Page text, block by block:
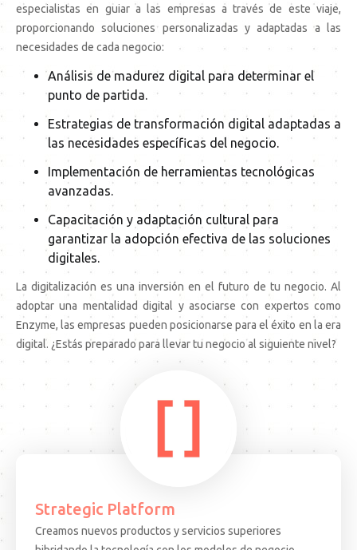
especialistas en guiar a las empresas a través de este viaje,
proporcionando soluciones personalizadas y adaptadas a las
necesidades de cada negocio:
Análisis de madurez digital para determinar el
punto de partida.
Estrategias de transformación digital adaptadas a
las necesidades específicas del negocio.
Implementación de herramientas tecnológicas
avanzadas.
Capacitación y adaptación cultural para
garantizar la adopción efectiva de las soluciones
digitales.
La digitalización es una inversión en el futuro de tu negocio. Al
adoptar una mentalidad digital y asociarse con expertos como
Enzyme, las empresas pueden posicionarse para el éxito en la era
digital. ¿Estás preparado para llevar tu negocio al siguiente nivel?
Strategic Platform
Creamos nuevos productos y servicios superiores
ARTICULO 15.08.25